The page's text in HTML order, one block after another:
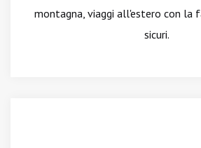
montagna, viaggi all'estero con la
sicuri.